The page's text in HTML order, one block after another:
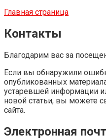
Главная страница
Контакты
Благодарим вас за
Если вы обнаружили
опубликованных
устаревшей информации
новой статьи, вы можете
сайта.
Электронная